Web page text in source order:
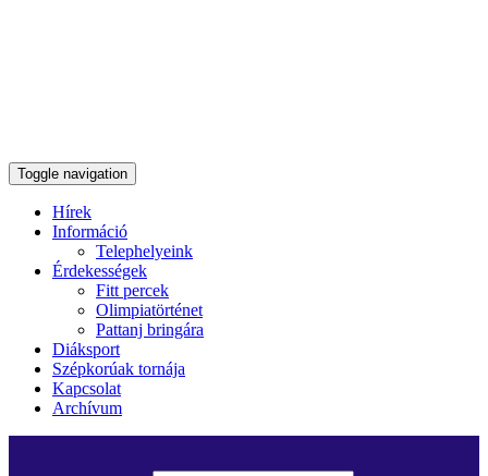
Toggle navigation
Hírek
Információ
Telephelyeink
Érdekességek
Fitt percek
Olimpiatörténet
Pattanj bringára
Diáksport
Szépkorúak tornája
Kapcsolat
Archívum